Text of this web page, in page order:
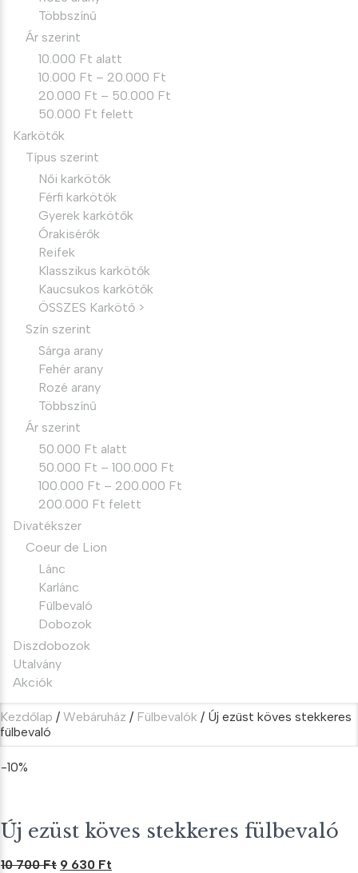
Többszínű
Ár szerint
10.000 Ft alatt
10.000 Ft – 20.000 Ft
20.000 Ft – 50.000 Ft
50.000 Ft felett
Karkötők
Típus szerint
Női karkötők
Férfi karkötők
Gyerek karkötők
Órakisérők
Reifek
Klasszikus karkötők
Kaucsukos karkötők
ÖSSZES Karkötő >
Szín szerint
Sárga arany
Fehér arany
Rozé arany
Többszínű
Ár szerint
50.000 Ft alatt
50.000 Ft – 100.000 Ft
100.000 Ft – 200.000 Ft
200.000 Ft felett
Divatékszer
Coeur de Lion
Lánc
Karlánc
Fülbevaló
Dobozok
Diszdobozok
Utalvány
Akciók
Kezdőlap / Webáruház / Fülbevalók / Új ezüst köves stekkeres
fülbevaló
-10%
Új ezüst köves stekkeres fülbevaló
10 700Ft Original
9 630 Ft